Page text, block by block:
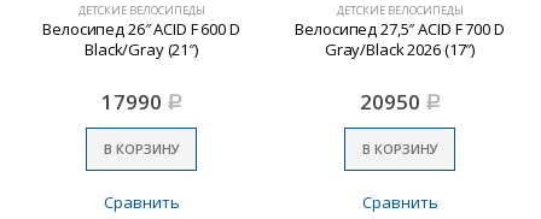
ДЕТСКИЕ ВЕЛОСИПЕДЫ
Велосипед 26″ ACID F 600 D
Black/Gray (21″)
17990 Р
В КОРЗИНУ
Сравнить
ДЕТСКИЕ ВЕЛОСИПЕДЫ
Велосипед 27,5″ ACID F 700 D
Gray/Black 2026 (17″)
20950 Р
В КОРЗИНУ
Сравнить